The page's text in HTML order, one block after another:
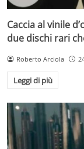
Caccia al vinile
due dischi rari
Roberto Arciola
Leggi di più